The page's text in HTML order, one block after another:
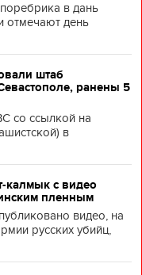
в дань
отмечают день
штаб
ранены 5
со ссылкой на
в
калмык с видео
пленным
видео, на
русских убийц,